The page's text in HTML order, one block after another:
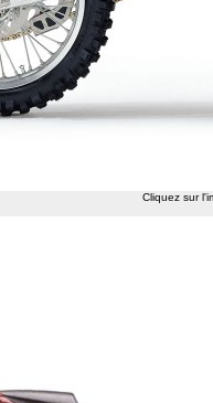
Cliquez sur